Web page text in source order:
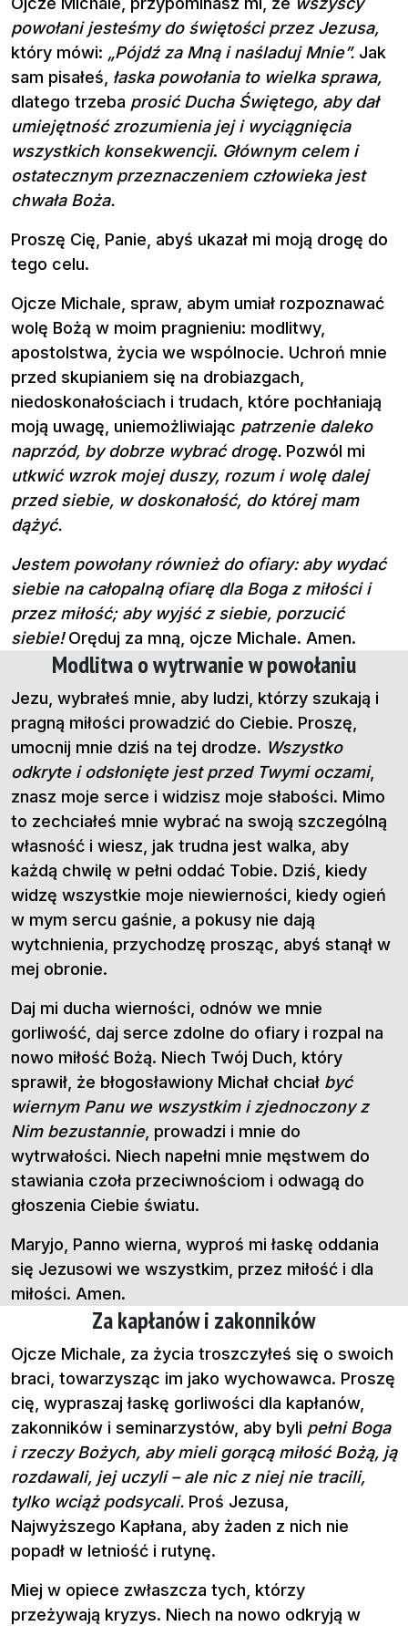
powołani jesteśmy do świętości przez Jezusa,
który mówi: „Pójdź za Mną i naśladuj Mnie”. Jak
sam pisałeś, łaska powołania to wielka sprawa,
dlatego trzeba prosić Ducha Świętego, aby dał
umiejętność zrozumienia jej i wyciągnięcia
wszystkich konsekwencji. Głównym celem i
ostatecznym przeznaczeniem człowieka jest
chwała Boża.
Proszę Cię, Panie, abyś ukazał mi moją drogę do
tego celu.
Ojcze Michale, spraw, abym umiał rozpoznawać
wolę Bożą w moim pragnieniu: modlitwy,
apostolstwa, życia we wspólnocie. Uchroń mnie
przed skupianiem się na drobiazgach,
niedoskonałościach i trudach, które pochłaniają
moją uwagę, uniemożliwiając patrzenie daleko
naprzód, by dobrze wybrać drogę. Pozwól mi
utkwić wzrok mojej duszy, rozum i wolę dalej
przed siebie, w doskonałość, do której mam
dążyć.
Jestem powołany również do ofiary: aby wydać
siebie na całopalną ofiarę dla Boga z miłości i
przez miłość; aby wyjść z siebie, porzucić
siebie!Oręduj za mną, ojcze Michale. Amen.
Modlitwa o wytrwanie w powołaniu
Jezu, wybrałeś mnie, aby ludzi, którzy szukają i
pragną miłości prowadzić do Ciebie. Proszę,
umocnij mnie dziś na tej drodze. Wszystko
odkryte i odsłonięte jest przed Twymi oczami,
znasz moje serce i widzisz moje słabości. Mimo
to zechciałeś mnie wybrać na swoją szczególną
własność i wiesz, jak trudna jest walka, aby
każdą chwilę w pełni oddać Tobie. Dziś, kiedy
widzę wszystkie moje niewierności, kiedy ogień
w mym sercu gaśnie, a pokusy nie dają
wytchnienia, przychodzę prosząc, abyś stanął w
mej obronie.
Daj mi ducha wierności, odnów we mnie
gorliwość, daj serce zdolne do ofiary i rozpal na
nowo miłość Bożą. Niech Twój Duch, który
sprawił, że błogosławiony Michał chciał być
wiernym Panu we wszystkim i zjednoczony z
Nim bezustannie, prowadzi i mnie do
wytrwałości. Niech napełni mnie męstwem do
stawiania czoła przeciwnościom i odwagą do
głoszenia Ciebie światu.
Maryjo, Panno wierna, wyproś mi łaskę oddania
się Jezusowi we wszystkim, przez miłość i dla
miłości. Amen.
Za kapłanów i zakonników
Ojcze Michale, za życia troszczyłeś się o swoich
braci, towarzysząc im jako wychowawca. Proszę
cię, wypraszaj łaskę gorliwości dla kapłanów,
zakonników i seminarzystów, aby byli pełni Boga
i rzeczy Bożych, aby mieli gorącą miłość Bożą, ją
rozdawali, jej uczyli – ale nic z niej nie tracili,
tylko wciąż podsycali. Proś Jezusa,
Najwyższego Kapłana, aby żaden z nich nie
popadł w letniość i rutynę.
Miej w opiece zwłaszcza tych, którzy
przeżywają kryzys. Niech na nowo odkryją w